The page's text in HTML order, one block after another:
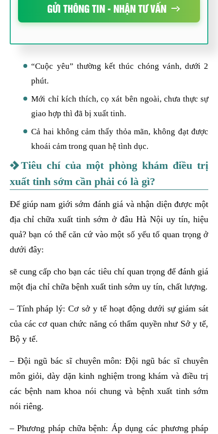
GỬI THÔNG TIN - NHẬN TƯ VẤN
“Cuộc yêu” thường kết thúc chóng vánh, dưới 2
phút.
Mới chỉ kích thích, cọ xát bên ngoài, chưa thực sự
giao hợp thì đã bị xuất tinh.
Cả hai không cảm thấy thỏa mãn, không đạt được
khoái cảm trong quan hệ tình dục.
Tiêu chí của một phòng khám điều trị
xuất tinh sớm cần phải có là gì?
Để giúp nam giới sớm đánh giá và nhận diện được một
địa chỉ chữa xuất tinh sớm ở đâu Hà Nội uy tín, hiệu
quả? bạn có thể căn cứ vào một số yếu tố quan trọng ở
dưới đây:
sẽ cung cấp cho bạn các tiêu chí quan trọng để đánh giá
một địa chỉ chữa bệnh xuất tinh sớm uy tín, chất lượng.
– Tính pháp lý: Cơ sở y tế hoạt động dưới sự giám sát
của các cơ quan chức năng có thẩm quyền như Sở y tế,
Bộ y tế.
– Đội ngũ bác sĩ chuyên môn: Đội ngũ bác sĩ chuyên
môn giỏi, dày dặn kinh nghiệm trong khám và điều trị
các bệnh nam khoa nói chung và bệnh xuất tinh sớm
nói riêng.
– Phương pháp chữa bệnh: Áp dụng các phương pháp